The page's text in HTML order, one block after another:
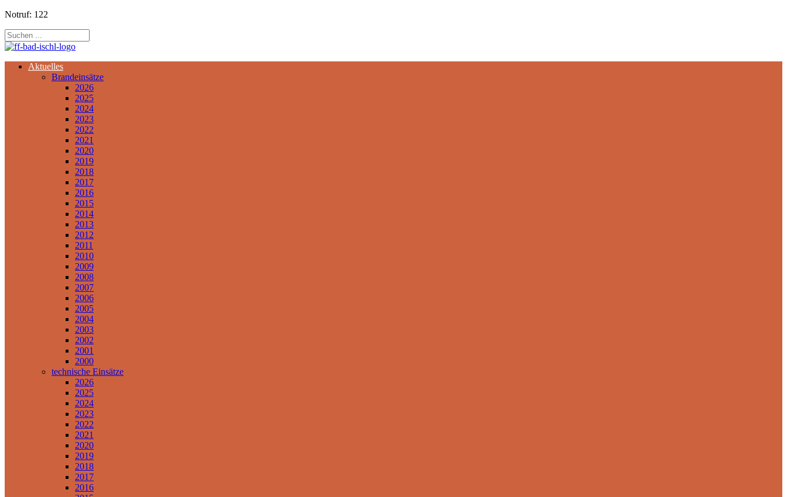
Notruf: 122
Aktuelles
Brandeinsätze
2026
2025
2024
2023
2022
2021
2020
2019
2018
2017
2016
2015
2014
2013
2012
2011
2010
2009
2008
2007
2006
2005
2004
2003
2002
2001
2000
technische Einsätze
2026
2025
2024
2023
2022
2021
2020
2019
2018
2017
2016